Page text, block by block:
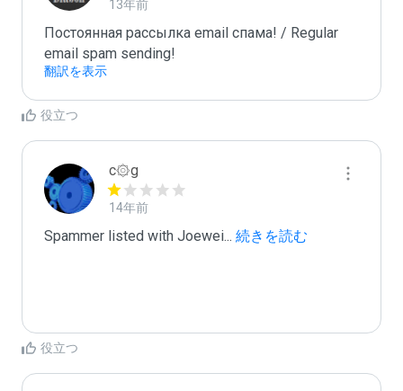
13年前
Постоянная рассылка email спама! / Regular
email spam sending!
翻訳を表示
役立つ
c۞g
14年前
Spammer listed with Joewei... 続きを読む
役立つ